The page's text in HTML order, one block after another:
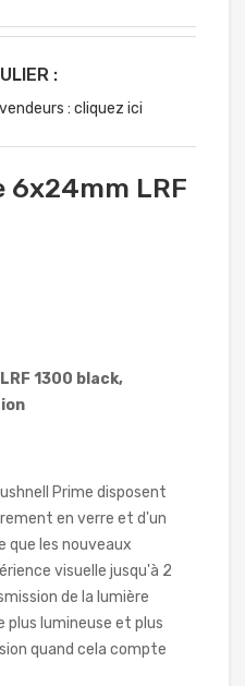
:
: cliquez ici
6x24mm LRF
1300 black,
Prime disposent
en verre et d'un
que les nouveaux
visuelle jusqu'à 2
de la lumière
lumineuse et plus
quand cela compte